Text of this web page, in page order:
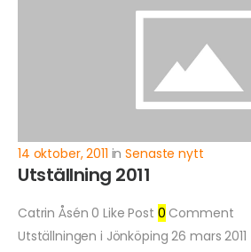
14 oktober, 2011 inSenaste nytt
Utställning 2011
Catrin Åsén 0 Like Post 0 Comment
Utställningen i Jönköping 26 mars 2011